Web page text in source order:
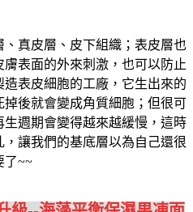
真皮層、皮下組織；表皮層也
表面的外來刺激，也可以防止
表皮細胞的工廠，它生出來的
後就會變成角質細胞；但很可
週期會變得越來越緩慢，這時
讓我們的基底層以為自己還很
了~~